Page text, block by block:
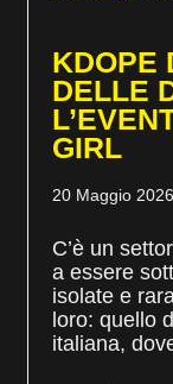
KDOPE
DELLE
GIRL
20 Maggio 2026
C’è un
a essere
isolate e
loro: quello
italiana,